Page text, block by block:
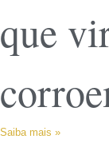
que
Saiba mais »